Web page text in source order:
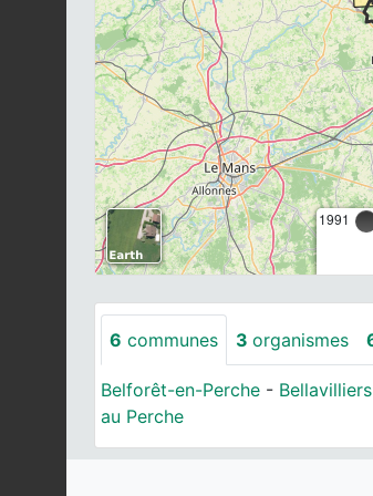
1991
6 communes 3 organismes
Belforêt-en-Perche - Bellavilliers
au Perche